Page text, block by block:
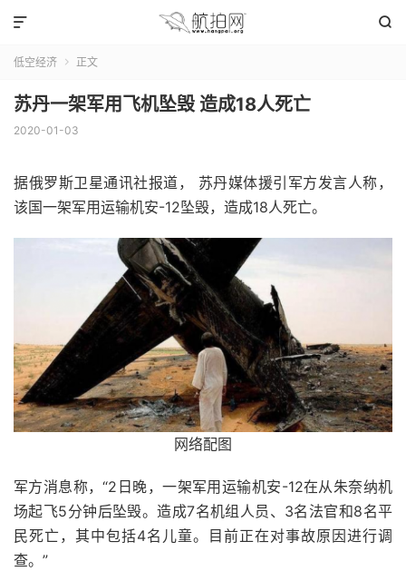


低空经济  正文
苏丹一架军用飞机坠毁 造成18人死亡
2020-01-03
据俄罗斯卫星通讯社报道， 苏丹媒体援引军方发言人称，
该国一架军用运输机安-12坠毁，造成18人死亡。
网络配图
军方消息称，“2日晚，一架军用运输机安-12在从朱奈纳机
场起飞5分钟后坠毁。造成7名机组人员、3名法官和8名平
民死亡，其中包括4名儿童。目前正在对事故原因进行调
查。”